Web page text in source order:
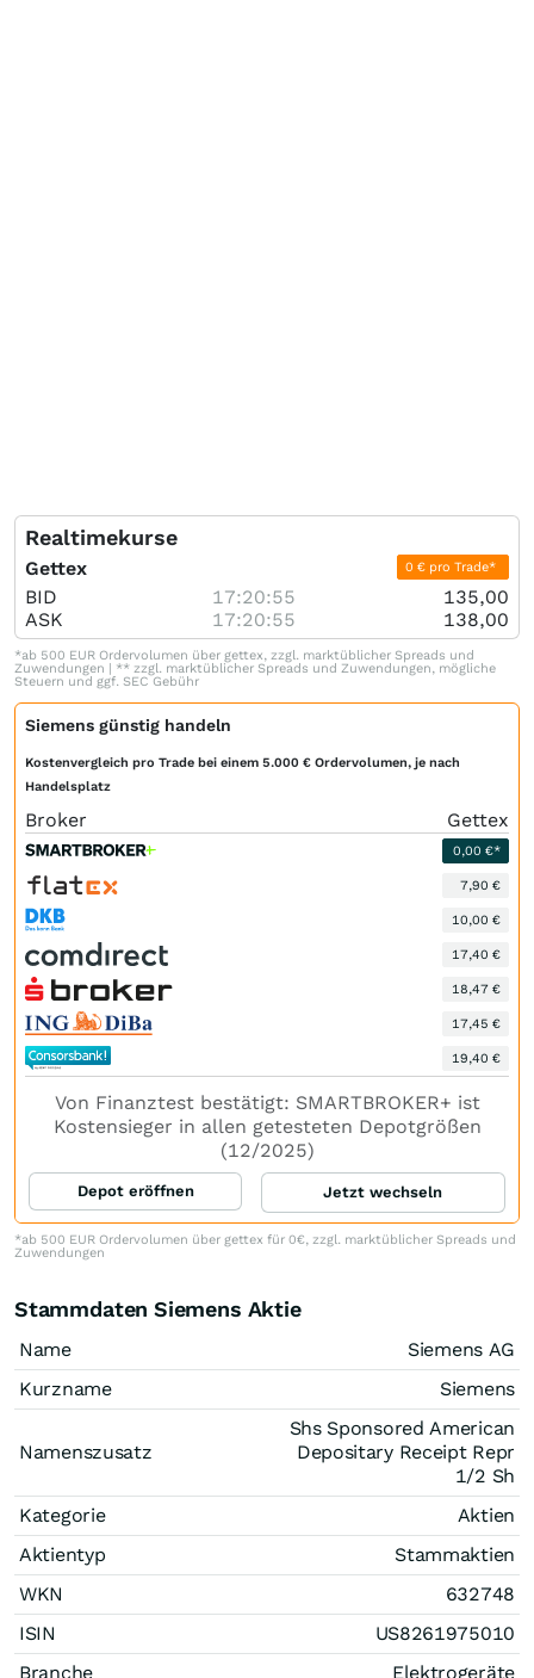
Realtimekurse
Gettex 0 € pro Trade*
BID 17:20:55
135,00
ASK
17:20:55 138,00
*ab 500 EUR Ordervolumen über gettex, zzgl. marktüblicher Spreads und
Zuwendungen | ** zzgl. marktüblicher Spreads und Zuwendungen, mögliche
Steuern und ggf. SEC Gebühr
Siemens günstig handeln
Kostenvergleich pro Trade bei einem 5.000 € Ordervolumen, je nach
Handelsplatz
Broker Gettex
0,00 €*
7,90 €
10,00 €
17,40 €
18,47 €
17,45 €
19,40 €
Von Finanztest bestätigt: SMARTBROKER+ ist
Kostensieger in allen getesteten Depotgrößen
(12/2025)
Depot eröffnen Jetzt wechseln
*ab 500 EUR Ordervolumen über gettex für 0€, zzgl. marktüblicher Spreads und
Zuwendungen
Stammdaten Siemens Aktie
Name
Siemens AG
Kurzname
Siemens
Namenszusatz
Shs Sponsored American
Depositary Receipt Repr
1/2 Sh
Kategorie
Aktien
Aktientyp
Stammaktien
WKN
632748
ISIN
US8261975010
Branche
Elektrogeräte